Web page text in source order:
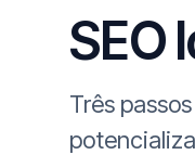
SEO
Três